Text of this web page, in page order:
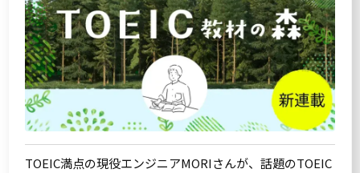
TOEIC満点の現役エンジニアMORIさんが、話題のTOEIC